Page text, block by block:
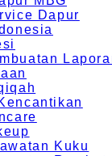
Dapur
Kuku